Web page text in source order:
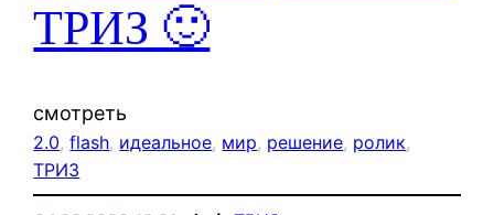
ТРИЗ 🙂
смотреть
2.0, flash, идеальное, мир, решение, ролик
ТРИЗ